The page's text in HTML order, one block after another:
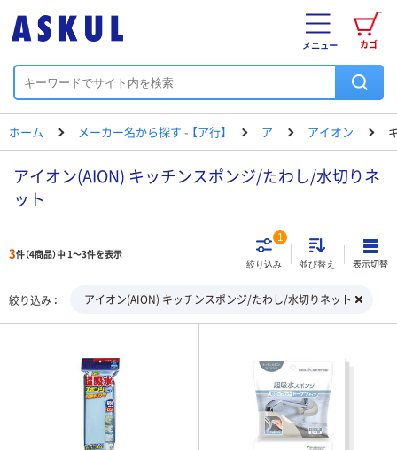
カゴ
メニュー
ホーム メーカー名から探す - 【ア行】 ア アイオン
アイオン(AION) キッチンスポンジ/たわし/水切りネ
ット
3件（4商品）中 1～3件を表示
絞り込み
1
並び替え 表示切替
絞り込み アイオン(AION) キッチンスポンジ/たわし/水切りネット